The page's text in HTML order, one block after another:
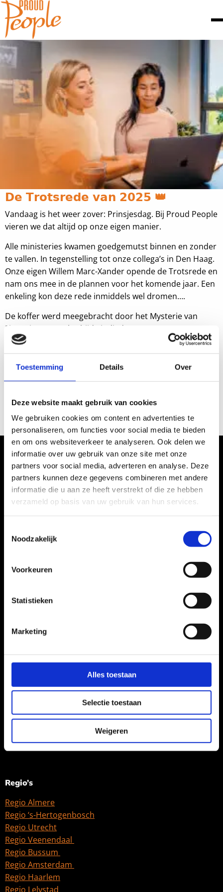
Toestemming Details Over
Deze website maakt gebruik van cookies
We gebruiken cookies om content en advertenties te
personaliseren, om functies voor social media te bieden
en om ons websiteverkeer te analyseren. Ook delen we
informatie over uw gebruik van onze site met onze
partners voor social media, adverteren en analyse. Deze
partners kunnen deze gegevens combineren met andere
informatie die u aan ze heeft verstrekt of die ze hebben
verzameld op basis van uw gebruik van hun services.
Noodzakelijk
Voorkeuren
Statistieken
Marketing
Alles toestaan
Selectie toestaan
Weigeren
𝗗𝗲 𝗧𝗿𝗼𝘁𝘀𝗿𝗲𝗱𝗲 𝘃𝗮𝗻 𝟮𝟬𝟮𝟱 👑
Vandaag is het weer zover: Prinsjesdag. Bij Proud People
vieren we dat altijd op onze eigen manier.
Alle ministeries kwamen goedgemutst binnen en zonder
te vallen. In tegenstelling tot onze collega’s in Den Haag.
Onze eigen Willem Marc-Xander opende de Trotsrede en
nam ons mee in de plannen voor het komende jaar. Een
enkeling kon deze rede inmiddels wel dromen….
De koffer werd meegebracht door het Mysterie van
Financiën en zoals altijd eindigden we met trots.
Bij ons zit het vertrouwen wel goed!
Contactgegevens
1276 LM Huizen
SNA-keurmerk
Regio’s
Regio Almere
Regio ‘s-Hertogenbosch
Regio Utrecht
Regio Veenendaal
Regio Bussum
Regio Amsterdam
Regio Haarlem
Regio Lelystad